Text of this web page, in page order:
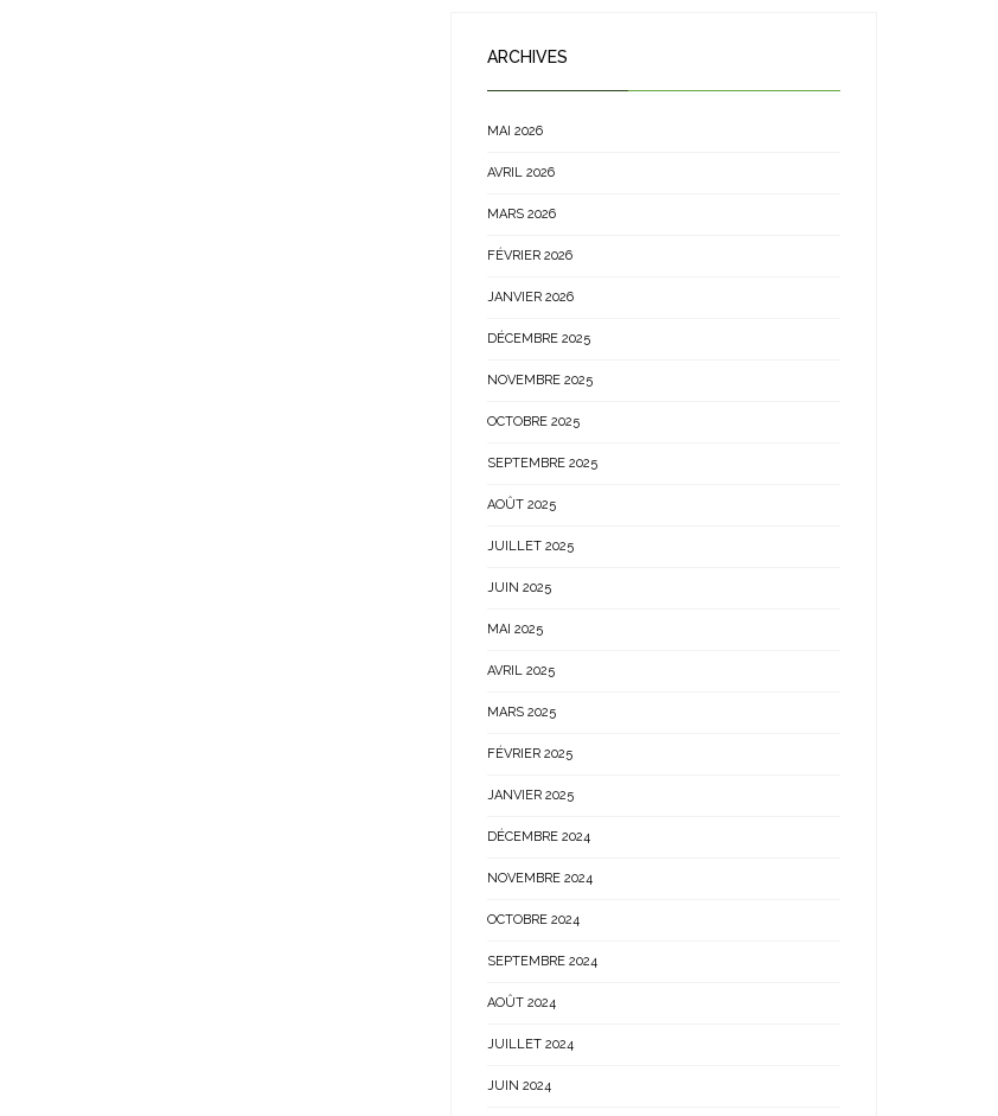
ARCHIVES
MAI 2026
AVRIL 2026
MARS 2026
FÉVRIER 2026
JANVIER 2026
DÉCEMBRE 2025
NOVEMBRE 2025
OCTOBRE 2025
SEPTEMBRE 2025
AOÛT 2025
JUILLET 2025
JUIN 2025
MAI 2025
AVRIL 2025
MARS 2025
FÉVRIER 2025
JANVIER 2025
DÉCEMBRE 2024
NOVEMBRE 2024
OCTOBRE 2024
SEPTEMBRE 2024
AOÛT 2024
JUILLET 2024
JUIN 2024